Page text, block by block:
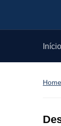
Início
Home